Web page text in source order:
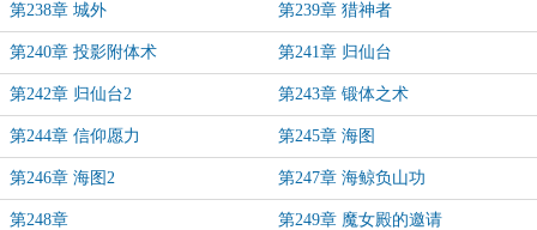
第238章 城外 第239章 猎神者
第240章 投影附体术 第241章 归仙台
第242章 归仙台2 第243章 锻体之术
第244章 信仰愿力 第245章 海图
第246章 海图2 第247章 海鲸负山功
第248章 第249章 魔女殿的邀请